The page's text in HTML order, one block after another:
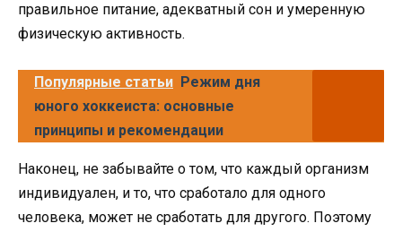
правильное питание, адекватный сон и умеренную
физическую активность.
Популярные статьи Режим дня
юного хоккеиста: основные
принципы и рекомендации
Наконец, не забывайте о том, что каждый организм
индивидуален, и то, что сработало для одного
человека, может не сработать для другого. Поэтому